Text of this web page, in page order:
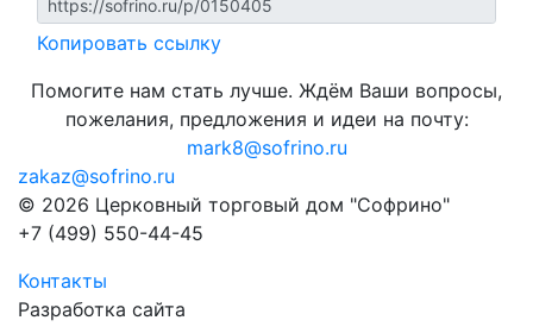
Копировать ссылку
Помогите нам стать лучше. Ждём Ваши вопросы,
пожелания, предложения и идеи на почту:
mark8@sofrino.ru
zakaz@sofrino.ru
© 2026 Церковный торговый дом "Софрино"
+7 (499) 550-44-45
Контакты
Разработка сайта